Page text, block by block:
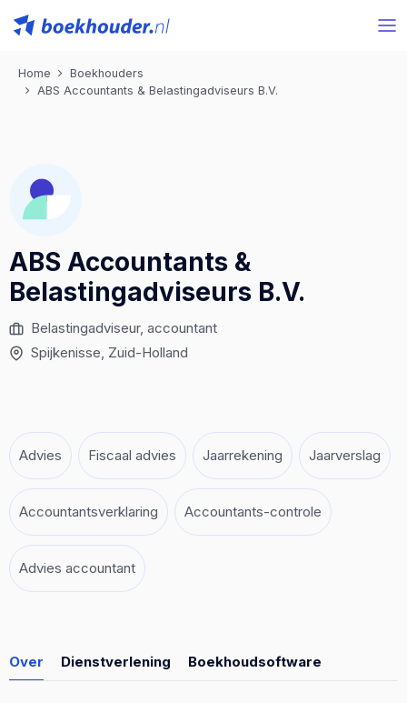
Home
Boekhouders
ABS Accountants & Belastingadviseurs B.V.
ABS Accountants &
Belastingadviseurs B.V.
Belastingadviseur, accountant
Spijkenisse, Zuid-Holland
Advies Fiscaal advies Jaarrekening Jaarverslag
Accountantsverklaring Accountants-controle
Advies accountant
Over Dienstverlening Boekhoudsoftware